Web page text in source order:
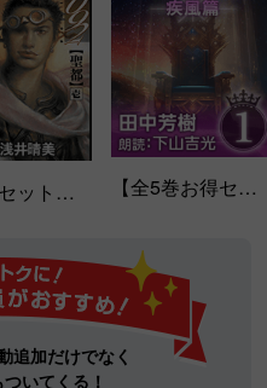
【全3巻セット】「聖刻1092 聖都」シリーズ 【全5巻お得セット！】タイタニア
追加だけでなく
いてくる！